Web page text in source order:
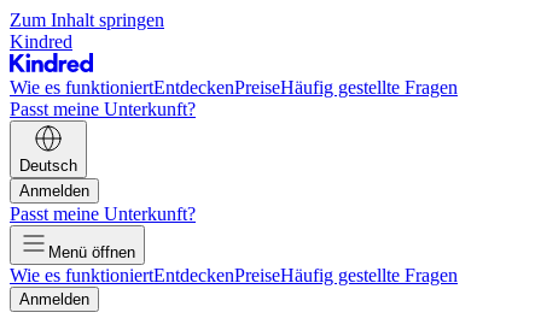
Zum Inhalt springen
Kindred
Wie es funktioniertEntdeckenPreiseHäufig gestellte Fragen
Passt meine Unterkunft?
Deutsch
Anmelden
Passt meine Unterkunft?
Menü öffnen
Wie es funktioniertEntdeckenPreiseHäufig gestellte Fragen
Anmelden